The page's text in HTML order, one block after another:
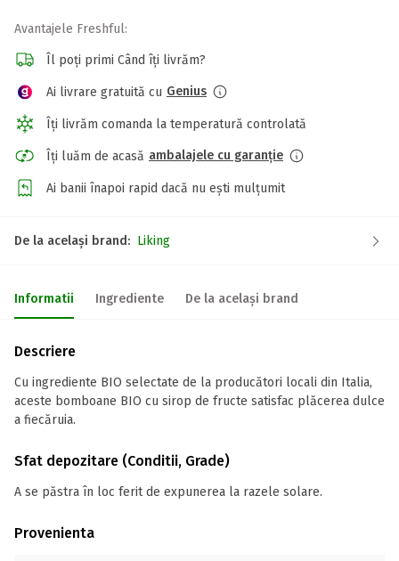
Avantajele Freshful:
Îl poți primi Când îți livrăm?
Ai livrare gratuită cu Genius
Îți livrăm comanda la temperatură controlată
Îți luăm de acasă ambalajele cu garanție
Ai banii înapoi rapid dacă nu ești mulțumit
De la același brand: Liking
Informatii Ingrediente De la același brand
Descriere
Cu ingrediente BIO selectate de la producători locali din Italia,
aceste bomboane BIO cu sirop de fructe satisfac plăcerea dulce
a fiecăruia.
Sfat depozitare (Conditii, Grade)
A se păstra în loc ferit de expunerea la razele solare.
Provenienta